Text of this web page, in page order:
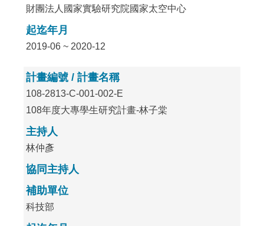
財團法人國家實驗研究院國家太空中心
起迄年月
2019-06 ~ 2020-12
計畫編號 / 計畫名稱
108-2813-C-001-002-E
108年度大專學生研究計畫-林子棠
主持人
林仲彥
協同主持人
補助單位
科技部